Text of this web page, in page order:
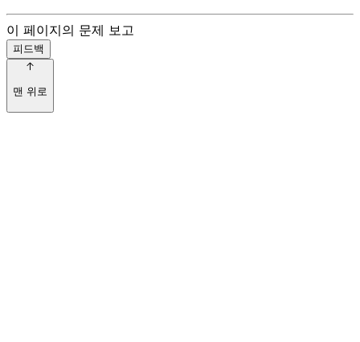
이 페이지의 문제 보고
피드백
맨 위로